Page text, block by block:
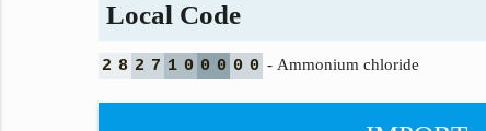
Local Code
2 8 2 7 1 0 0 0 0 0 - Ammonium chloride